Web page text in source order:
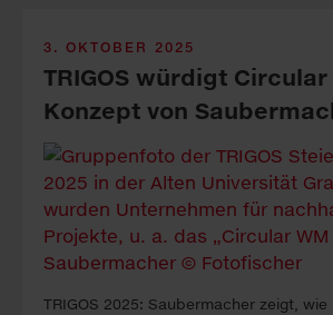
3. OKTOBER 2025
TRIGOS würdigt Circular
Konzept von
TRIGOS 2025: Saubermacher zeigt, wie